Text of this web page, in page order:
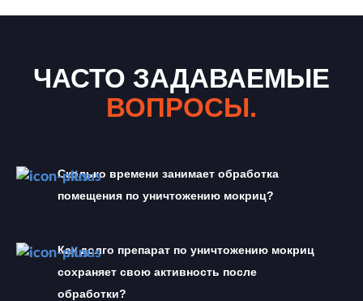
ЧАСТО ЗАДАВАЕМЫЕ
ВОПРОСЫ.
Сколько времени занимает обработка
помещения по уничтожению мокриц?
Как долго препарат по уничтожению мокриц
сохраняет свою активность после
обработки?